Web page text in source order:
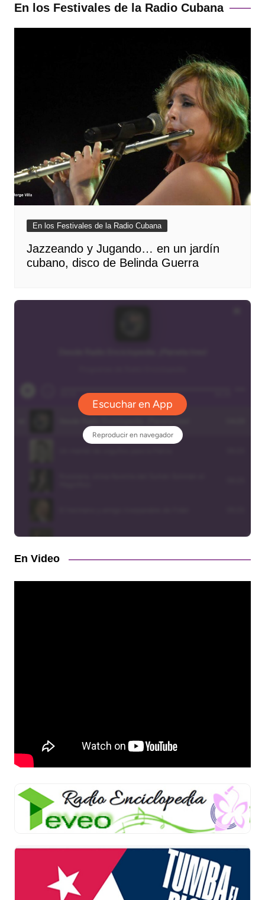
En los Festivales de la Radio Cubana
En los Festivales de la Radio Cubana
Jazzeando y Jugando… en un jardín
cubano, disco de Belinda Guerra
En Video